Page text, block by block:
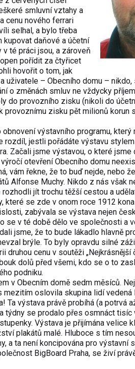
smluvní vztahy a
cenu nového ferrari
selhal, a bylo třeba
kupovat daňové a účetní
té práci jsou, a zároveň
pořídit za čtyřicet
hovořit o tom, jak
uživatele – Obecního domu –
o změnách smluv ne vždycky
do provozního zisku (nikoli do
zisku pět milionů korun
výstavního programu, který
rozdíl, jestli pořádáte výstavu
Začali jsme výstavou, o které jsme
otevření Obecního domu
vám řekne, že to buď nejde, nebo
Alfonse Muchy. Nikdo z nás však
jít trochu těžší cestou a
které se zde v onom roce 1912
zabývala se výstava nejen
se v té době dělo ve společnosti a
jsme, že to bude lákadlo hlavně
brýle. To byly opravdu silné
cenu v soutěži „Nejkrásnější
dolů před všemi, kdo se o to
podniku.
v Obecním domě sedm měsíců.
oslovila skupina lidí vedená
výstava právě probíhá (a potrvá
týdny se prodalo přes osmnáct
Výstava je přijímána velice
plakátů malé. Hluboce s tím
a ta není koncipována pro výstavní
BigBoard Praha, se živí